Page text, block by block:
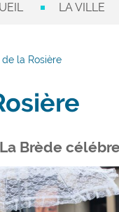
LA VILLE
de la Rosière
Brède